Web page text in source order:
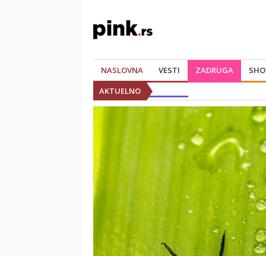
NASLOVNA VESTI ZADRUGA
AKTUELNO